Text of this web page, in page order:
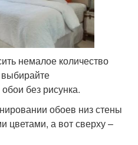
немалое количество
без рисунка.
обоев низ стены
цветами, а вот сверху –